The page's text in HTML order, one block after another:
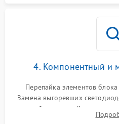
4. Компонентный и
Перепайка элементов
Замена выгоревших
хрупкой матрицы.
прошивка